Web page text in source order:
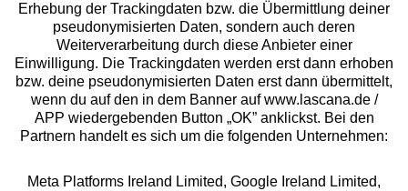
Über uns
Rechtliches
Erhebung der Trackingdaten bzw. die Übermittlung deiner
pseudonymisierten Daten, sondern auch deren
Weiterverarbeitung durch diese Anbieter einer
Einwilligung. Die Trackingdaten werden erst dann erhoben
bzw. deine pseudonymisierten Daten erst dann übermittelt,
wenn du auf den in dem Banner auf www.lascana.de /
APP wiedergebenden Button „OK” anklickst. Bei den
Partnern handelt es sich um die folgenden Unternehmen:
Meta Platforms Ireland Limited, Google Ireland Limited,